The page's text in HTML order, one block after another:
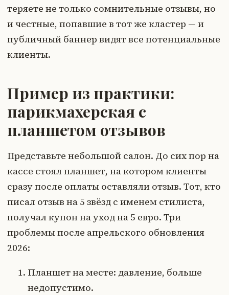
теряете не только сомнительные отзывы, но
и честные, попавшие в тот же кластер — и
публичный баннер видят все потенциальные
клиенты.
Пример из практики:
парикмахерская с
планшетом отзывов
Представьте небольшой салон. До сих пор на
кассе стоял планшет, на котором клиенты
сразу после оплаты оставляли отзыв. Тот, кто
писал отзыв на 5 звёзд с именем стилиста,
получал купон на уход на 5 евро. Три
проблемы после апрельского обновления
2026:
Планшет на месте: давление, больше
недопустимо.